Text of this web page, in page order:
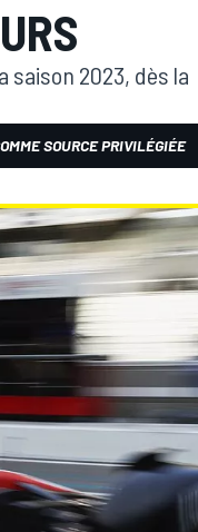
saison 2023, dès la
SOURCE PRIVILÉGIÉE